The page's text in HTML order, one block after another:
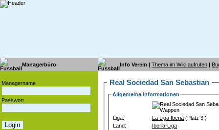
Managerbüro
Managername
Passwort
Info Verein | Thema im Wiki aufrufen |
Real Sociedad San Sebastian
Allgemeine Informationen
Liga: La Liga Iberia (Platz 3.)
Land:
Iberia-Liga